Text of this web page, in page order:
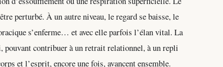
perturbé. À un autre niveau, le regard se baisse, le
s’enferme… et avec elle parfois l’élan vital. La
pouvant contribuer à un retrait relationnel, à un repli
et l’esprit, encore une fois, avancent ensemble.